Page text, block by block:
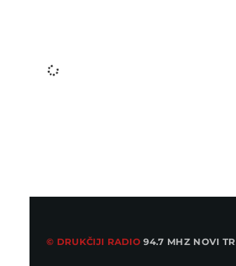
Bačena eksplozivna naprava u